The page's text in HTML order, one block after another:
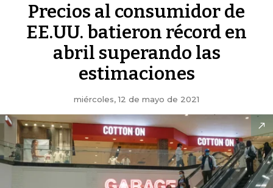
Precios al consumidor de
EE.UU. batieron récord en
abril superando las
estimaciones
miércoles, 12 de mayo de 2021